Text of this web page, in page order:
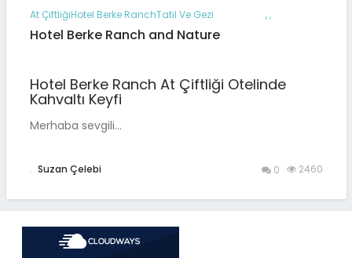
At Çiftliği ,
Hotel Berke Ranch ,
Tatil Ve Gezi
Hotel Berke Ranch and Nature
Hotel Berke Ranch At Çiftliği Otelinde
Kahvaltı Keyfi
Merhaba sevgili…
. Suzan Çelebi 0 2460